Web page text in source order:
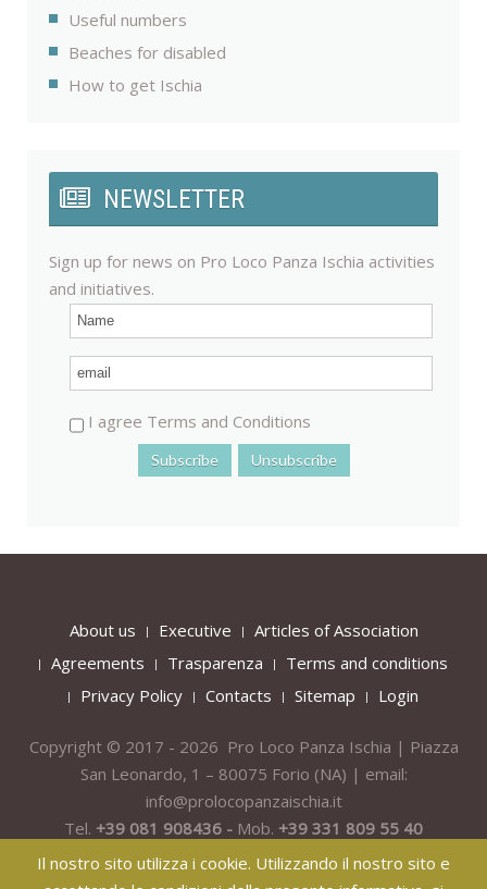
Useful numbers
Beaches for disabled
How to get Ischia
NEWSLETTER
Sign up for news on Pro Loco Panza Ischia activities
and initiatives.
I agree Terms and Conditions
About us Executive
Articles of Association
Agreements
Trasparenza
Terms and conditions
Privacy Policy
Contacts Sitemap Login
Copyright © 2017 - 2026 Pro Loco Panza Ischia | Piazza
San Leonardo, 1 – 80075 Forio (NA) | email:
info@prolocopanzaischia.it
Tel. +39 081 908436 - Mob. +39 331 809 55 40
Il nostro sito utilizza i cookie. Utilizzando il nostro sito e